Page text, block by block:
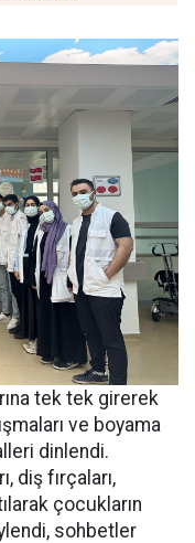
tek tek girerek
ve boyama
dinlendi.
diş fırçaları,
çocukların
sohbetler